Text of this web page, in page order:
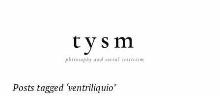
Posts tagged ‘ventriliquio’